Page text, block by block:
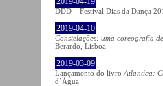
DDD – Festival Dias da Dança
2019-04-10
Constelações: uma coreografia
Berardo, Lisboa
2019-03-09
Lançamento do livro Atlantica:
d’Água